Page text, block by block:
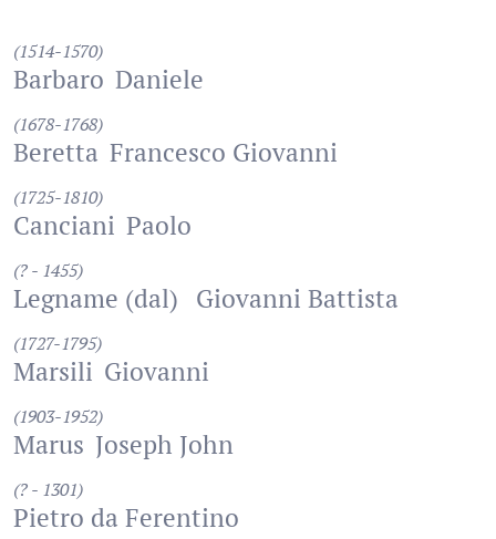
(1514-1570)
Barbaro Daniele
(1678-1768)
Beretta Francesco Giovanni
(1725-1810)
Canciani Paolo
(? - 1455)
Legname (dal) Giovanni Battista
(1727-1795)
Marsili Giovanni
(1903-1952)
Marus Joseph John
(? - 1301)
Pietro da Ferentino